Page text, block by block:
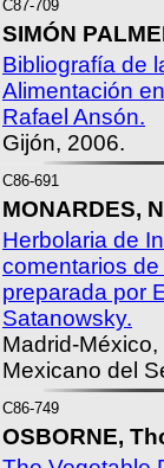
C87-709
SIMÓN
Bibliografía de
Alimentación
Rafael Ansón.
Gijón, 2006.
C86-691
MONARDES,
Herbolaria de
comentarios
preparada por
Satanowsky.
Madrid-México,
Mexicano del
C86-749
OSBORNE,